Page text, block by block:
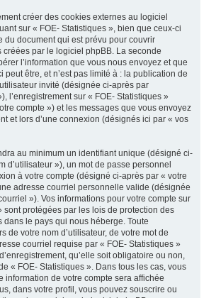
créer des cookies externes au logiciel
sur « FOE- Statistiques », bien que ceux-ci
du document qui est prévu pour couvrir
créées par le logiciel phpBB. La seconde
l’information que vous nous envoyez et que
peut être, et n’est pas limité à : la publication de
invité (désignée ci-après par
l’enregistrement sur « FOE- Statistiques »
compte ») et les messages que vous envoyez
et lors d’une connexion (désignés ici par « vos
au minimum un identifiant unique (désigné ci-
d’utilisateur »), un mot de passe personnel
à votre compte (désigné ci-après par « votre
adresse courriel personnelle valide (désignée
»). Vos informations pour votre compte sur
sont protégées par les lois de protection des
le pays qui nous héberge. Toute
de votre nom d’utilisateur, de votre mot de
courriel requise par « FOE- Statistiques »
qu’elle soit obligatoire ou non,
« FOE- Statistiques ». Dans tous les cas, vous
information de votre compte sera affichée
dans votre profil, vous pouvez souscrire ou